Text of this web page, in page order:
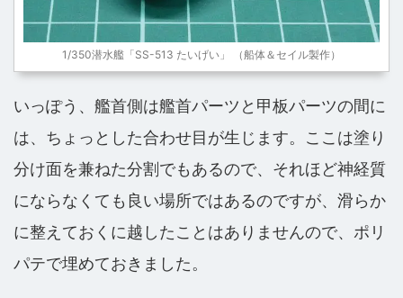
1/350潜水艦「SS-513 たいげい」 （船体＆セイル製作）
いっぽう、艦首側は艦首パーツと甲板パーツの間に
は、ちょっとした合わせ目が生じます。ここは塗り
分け面を兼ねた分割でもあるので、それほど神経質
にならなくても良い場所ではあるのですが、滑らか
に整えておくに越したことはありませんので、ポリ
パテで埋めておきました。